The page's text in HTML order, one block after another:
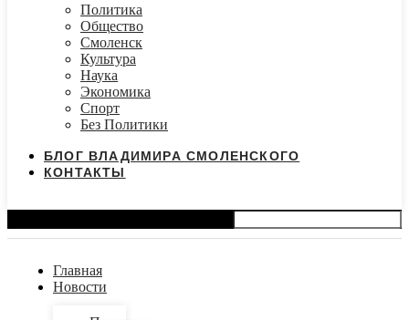
Политика
Общество
Смоленск
Культура
Наука
Экономика
Спорт
Без Политики
БЛОГ ВЛАДИМИРА СМОЛЕНСКОГО
КОНТАКТЫ
Главная
Новости